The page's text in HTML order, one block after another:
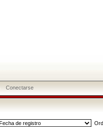
Conectarse